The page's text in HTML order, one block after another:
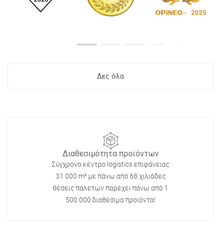
Δες όλα
Διαθεσιμότητα προϊόντων
Σύγχρονο κέντρο logistics επιφάνειας
31 000 m² με πάνω από 68 χιλιάδες
θέσεις παλετών παρέχει πάνω από 1
500 000 διαθέσιμα προϊόντα!